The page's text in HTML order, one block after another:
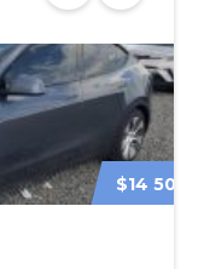
$14 500